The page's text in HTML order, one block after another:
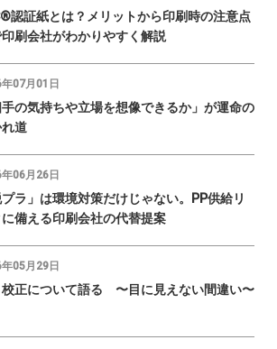
認証紙とは？メリットから印刷時の注意点
印刷会社がわかりやすく解説
07月01日
手の気持ちや立場を想像できるか」が運命の
道
06月26日
プラ」は環境対策だけじゃない。PP供給リ
に備える印刷会社の代替提案
05月29日
正について語る 〜目に見えない間違い〜